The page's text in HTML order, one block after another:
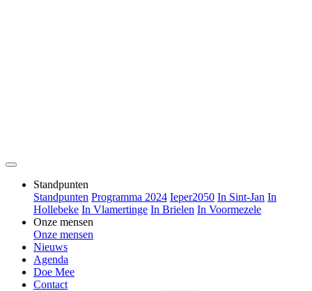
Standpunten
Standpunten Programma 2024 Ieper2050 In Sint-Jan In
Hollebeke In Vlamertinge In Brielen In Voormezele
Onze mensen
Onze mensen
Nieuws
Agenda
Doe Mee
Contact